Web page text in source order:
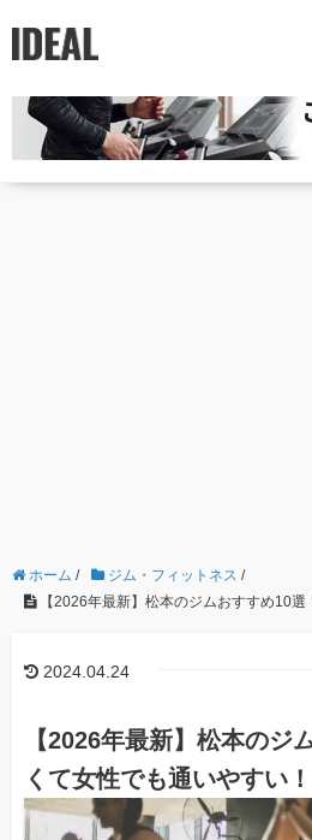
ホーム / ジム・フィットネス /
【2026年最新】松本のジムおすすめ10
2024.04.24
【2026年最新】松本のジ
くて女性でも通いやすい！